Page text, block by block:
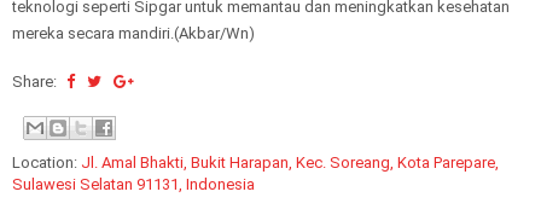
teknologi seperti Sipgar untuk memantau dan meningkatkan kesehatan
mereka secara mandiri.(Akbar/Wn)
Share:
Location: Jl. Amal Bhakti, Bukit Harapan, Kec. Soreang, Kota Parepare,
Sulawesi Selatan 91131, Indonesia